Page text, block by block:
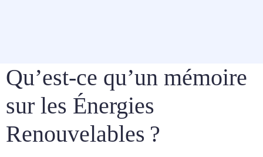
Qu’est-ce qu’un mémoire
sur les Énergies
Renouvelables ?